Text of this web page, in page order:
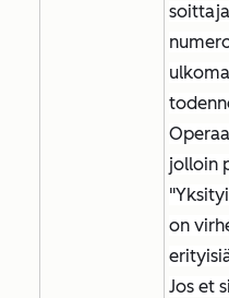
jolloin
on
Jos et